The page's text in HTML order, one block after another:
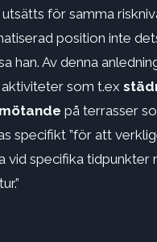
för samma
position inte
han. Av denna
som t.ex
på terrasser
specifikt ”för att
vid specifika tidpunkter